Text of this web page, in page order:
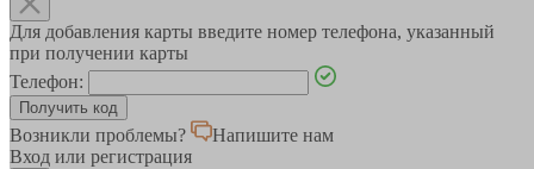
Для добавления карты введите номер телефона, указанный
при получении карты
Телефон:
Возникли проблемы?
Напишите нам
Вход или регистрация